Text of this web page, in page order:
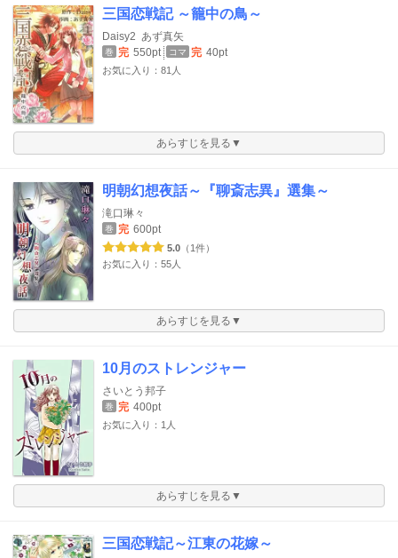
三国恋戦記 ～籠中の鳥～
Daisy2 あず真矢
巻 完 550pt コマ 完 40pt
お気に入り：81人
あらすじを見る▼
明朝幻想夜話～『聊斎志異』選集～
滝口琳々
巻 完 600pt
5.0 （1件）
お気に入り：55人
あらすじを見る▼
10月のストレンジャー
さいとう邦子
巻 完 400pt
お気に入り：1人
あらすじを見る▼
三国恋戦記～江東の花嫁～